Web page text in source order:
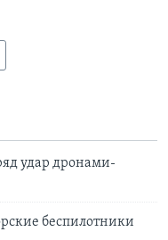
удар дронами-
беспилотники